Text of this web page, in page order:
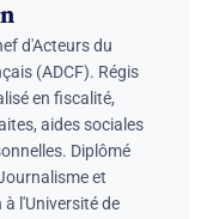
d'Acteurs du
(ADCF). Régis
en fiscalité,
aides sociales
Diplômé
et
l'Université de